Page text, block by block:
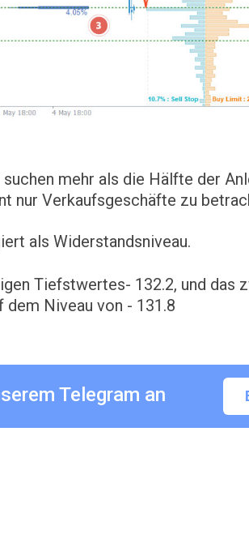
mehr als die Hälfte der
nur Verkaufsgeschäfte zu
als Widerstandsniveau.
Tiefstwertes- 132.2, und das
dem Niveau von - 131.8
Telegram an